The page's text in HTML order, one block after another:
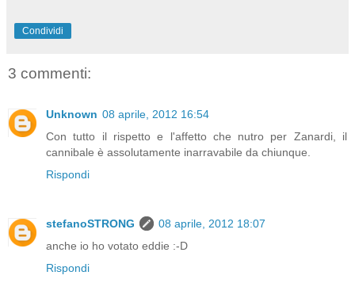
Condividi
3 commenti:
Unknown 08 aprile, 2012 16:54
Con tutto il rispetto e l'affetto che nutro per Zanardi, il
cannibale è assolutamente inarravabile da chiunque.
Rispondi
stefanoSTRONG
08 aprile, 2012 18:07
anche io ho votato eddie :-D
Rispondi